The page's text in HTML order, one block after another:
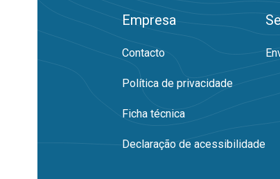
Empresa
Contacto
Política de privacidade
Ficha técnica
Declaração de acessibilidade